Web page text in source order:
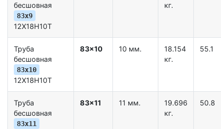
бесшовная
83x9
12Х18Н10Т
кг.
Труба
бесшовная
83x10
12Х18Н10Т
83x10 10 мм.
18.154
кг.
55.1
Труба
бесшовная
83x11
83x11 11 мм.
19.696
кг.
50.8